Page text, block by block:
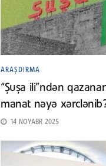
ARAŞDIRMA
“Şuşa ili”ndən
manat nəyə
14 NOYABR 2025